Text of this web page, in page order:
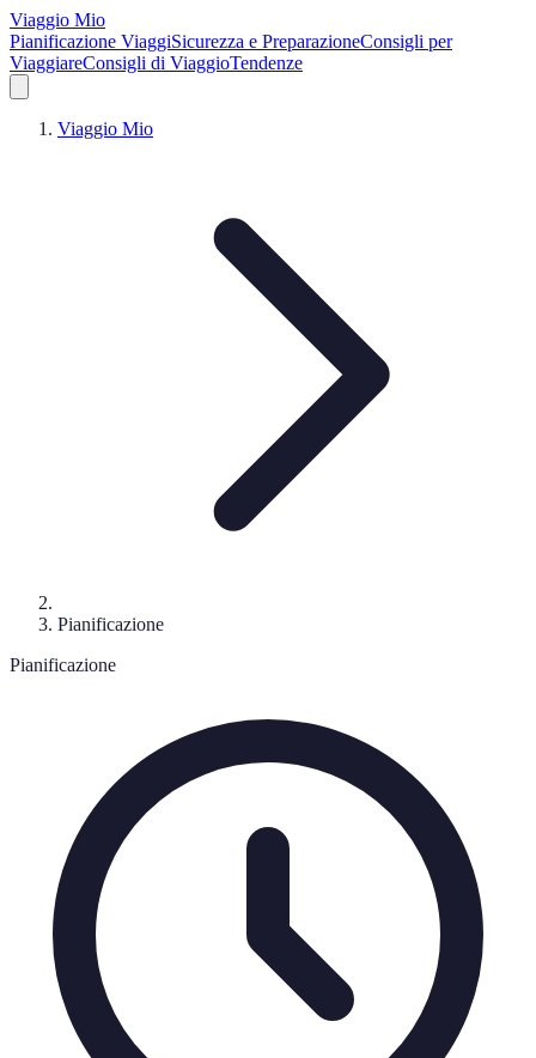
Viaggio Mio
Pianificazione ViaggiSicurezza e PreparazioneConsigli per
ViaggiareConsigli di ViaggioTendenze
Viaggio Mio
Pianificazione
Pianificazione